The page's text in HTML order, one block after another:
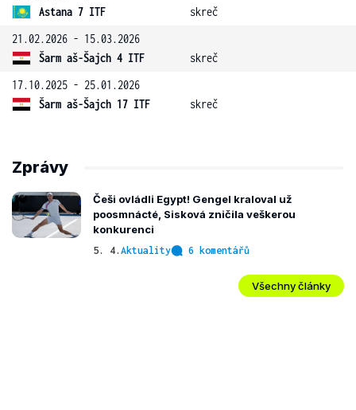
Astana 7 ITF
skreč
21.02.2026 - 15.03.2026
Šarm aš-Šajch 4 ITF
skreč
17.10.2025 - 25.01.2026
Šarm aš-Šajch 17 ITF
skreč
Zprávy
Češi ovládli Egypt! Gengel kraloval už
poosmnácté, Sisková zničila veškerou
konkurenci
5. 4. Aktuality 6 komentářů
Všechny články